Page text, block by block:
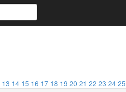
13 14 15 16 17 18 19 20 21 22 23 24 25